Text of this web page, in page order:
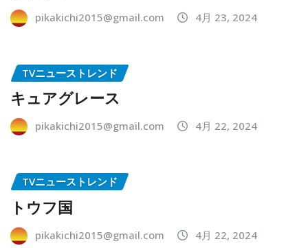
pikakichi2015@gmail.com 4月 23, 2024
TVニューストレンド
キュアグレース
pikakichi2015@gmail.com 4月 22, 2024
TVニューストレンド
トウフ国
pikakichi2015@gmail.com 4月 22, 2024